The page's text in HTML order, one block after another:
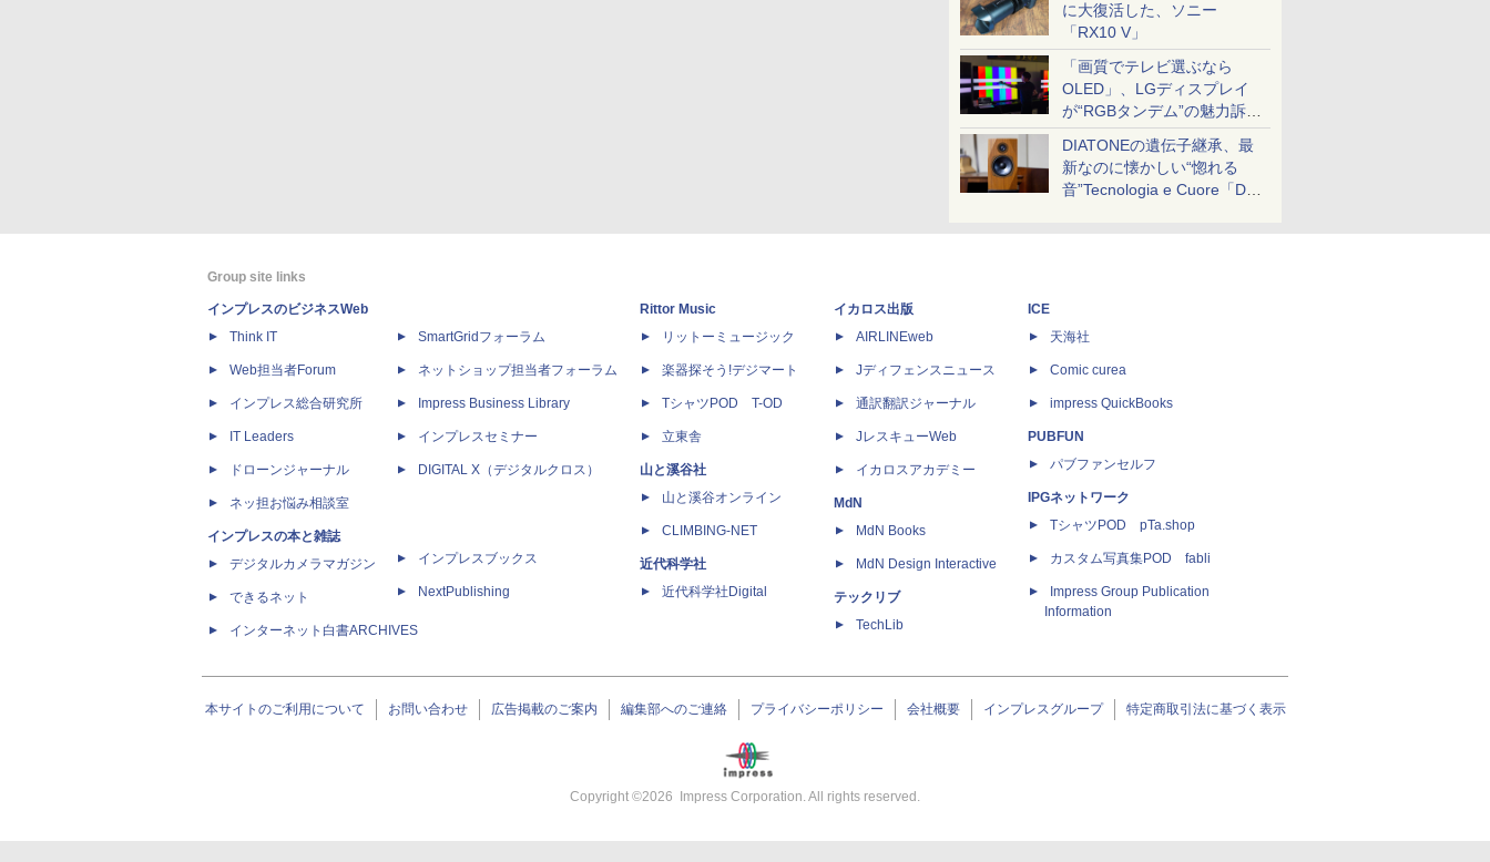
に大復活した、ソニー
「RX10 V」
「画質でテレビ選ぶなら
OLED」、LGディスプレイ
が“RGBタンデム”の魅力訴
求。液晶とのガチ比較も
DIATONEの遺伝子継承、最
新なのに懐かしい“惚れる
音”Tecnologia e Cuore「DS-
Group site links
インプレスのビジネスWeb
Think IT
Web担当者Forum
インプレス総合研究所
IT Leaders
ドローンジャーナル
ネッ担お悩み相談室
インプレスの本と雑誌
デジタルカメラマガジン
できるネット
インターネット白書ARCHIVES
SmartGridフォーラム
ネットショップ担当者フォーラム
Impress Business Library
インプレスセミナー
DIGITAL X（デジタルクロス）
インプレスブックス
NextPublishing
Rittor Music
リットーミュージック
楽器探そう!デジマート
TシャツPOD T-OD
立東舎
山と溪谷社
山と溪谷オンライン
CLIMBING-NET
近代科学社
近代科学社Digital
イカロス出版
AIRLINEweb
Jディフェンスニュース
通訳翻訳ジャーナル
JレスキューWeb
イカロスアカデミー
MdN
MdN Books
MdN Design Interactive
テックリブ
TechLib
ICE
天海社
Comic curea
impress QuickBooks
PUBFUN
パブファンセルフ
IPGネットワーク
TシャツPOD pTa.shop
カスタム写真集POD fabli
Impress Group Publication
Information
本サイトのご利用について お問い合わせ 広告掲載のご案内 編集部へのご連絡 プライバシーポリシー 会社概要 インプレスグループ 特定商取引法に基づく表示
Copyright ©2026 Impress Corporation. All rights reserved.